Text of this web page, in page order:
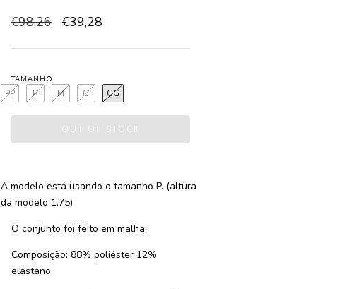
€98,26 €39,28
TAMANHO
GG
G
M
P
PP
A modelo está usando o tamanho P. (altura
da modelo 1.75)
O conjunto foi feito em malha.
Composição: 88% poliéster 12%
elastano.